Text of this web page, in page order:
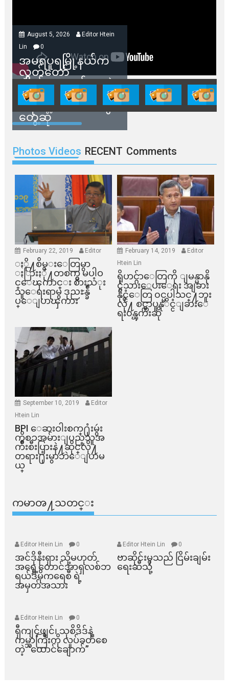
August 5, 2026
Editor Htein
Lin
0
အမရပူရမြို့နယ်က
လွှတ်တော်
ကိုယ်စားလှယ်တွေနဲ့
နေအိမ်တွေဖျက်သိမ်း
ခံရမယ့် ဒေသခံတွေ
တွေ့ဆုံ
Photos Videos RECENT Comments
February 22, 2019 Editor
ႏို႔စိမ္းေတြမွာ
ႏြားႏို႔တစက္မွ မပါဝ
င္ေၾကာင္း စားသံုး
သူေရးရာမွ ဒုညႊန္ခ်ဳ
ပ္ေျပာၾကား
February 14, 2019
Editor
Htein Lin
ရိုဟင္ဂ်ာေတြကို ျမန္မာနို
င္ငံသားေပးေရး အျခား
နိုင္ငံေတြ ၀င္မပါသင္႔ဘူး
လို႔ စင္ကာပူနုိင္ငံျခားေ
ရး၀န္ၾကီးဆို
September 10, 2019
Editor
Htein Lin
BPI ​ေဆးဝါးစက္​႐ုံးမွဴး
ကိစၥအမ်ားျပည္​သူအ
က်ိဳးစီးပြားနဲ႔ဆိုင္​လို႔
တရား႐ုံးမွာဘဲေျပာမ
ယ္​
ကမာၻ႔သတင္း
Editor Htein Lin 0
အင်ဒိုနီးရှား သို့မဟုတ်
အရှေ့တောင်အာရှလစ်ဘ
ရယ်ဒီမိုကရေစီ ရဲ့
အမှတ်အသား
Editor Htein Lin 0
ဗာဆိုင်းမှသည် ငြိမ်းချမ်း
ရေးဆီသို့
Editor Htein Lin 0
ရှီကျင့်ဖျင်၊ သုစိဒိဒ်နဲ့
ကမ္ဘာကြီးကို လှုပ်ခတ်စေ
တဲ့ “ထောင်ချောက်”